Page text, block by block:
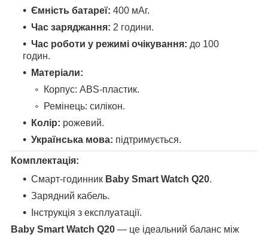
Ємність батареї: 400 мАг.
Час заряджання: 2 години.
Час роботи у режимі очікування: до 100
годин.
Матеріали:
Корпус: ABS-пластик.
Ремінець: силікон.
Колір: рожевий.
Українська мова: підтримується.
Комплектація:
Смарт-годинник Baby Smart Watch Q20.
Зарядний кабель.
Інструкція з експлуатації.
Baby Smart Watch Q20 — це ідеальний баланс між